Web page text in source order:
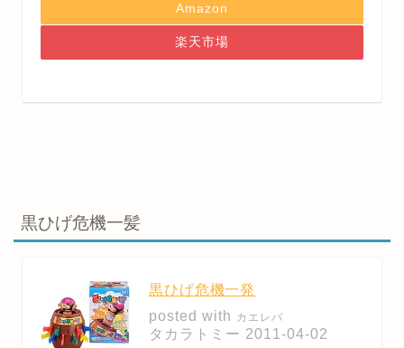
Amazon
楽天市場
黒ひげ危機一髪
黒ひげ危機一発
posted with カエレバ
タカラトミー 2011-04-02